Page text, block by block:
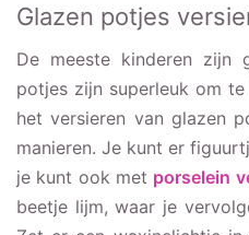
Glazen potjes
De meeste kinderen zijn
potjes zijn superleuk om
het versieren van glazen
manieren. Je kunt er
je kunt ook met porselein
beetje lijm, waar je